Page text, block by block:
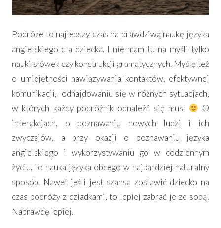
Podróże to najlepszy czas na prawdziwą naukę języka
angielskiego dla dziecka. I nie mam tu na myśli tylko
nauki słówek czy konstrukcji gramatycznych. Myślę też
o umiejętności nawiązywania kontaktów, efektywnej
komunikacji, odnajdowaniu się w różnych sytuacjach,
w których każdy podróżnik odnaleźć się musi
O
interakcjach, o poznawaniu nowych ludzi i ich
zwyczajów, a przy okazji o poznawaniu języka
angielskiego i wykorzystywaniu go w codziennym
życiu. To nauka języka obcego w najbardziej naturalny
sposób. Nawet jeśli jest szansa zostawić dziecko na
czas podróży z dziadkami, to lepiej zabrać je ze sobą!
Naprawdę lepiej.